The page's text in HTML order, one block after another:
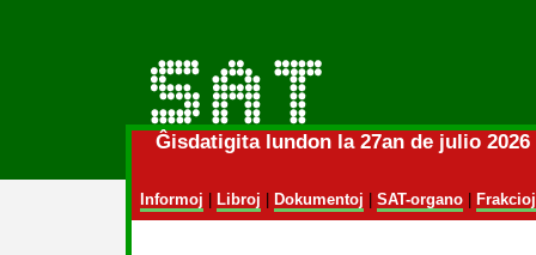
Ĝisdatigita lundon la 27an de julio
Informoj Libroj Dokumentoj SAT-organo| Frakcioj